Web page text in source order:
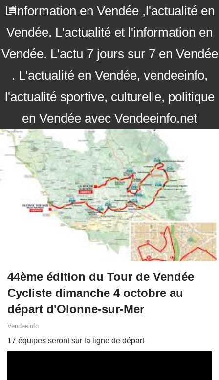
L'information en Vendée ,l'actualité en
Vendée. L'actualité et l'information en
Vendée. L'actu 7 jours sur 7 en Vendée
. L'actualité en Vendée, vendeeinfo,
l'actualité sportive, culturelle, politique
en Vendée avec Vendeeinfo.net
44ème édition du Tour de Vendée
Cycliste dimanche 4 octobre au
départ d'Olonne-sur-Mer
Vendeeinfo
17 équipes seront sur la ligne de départ